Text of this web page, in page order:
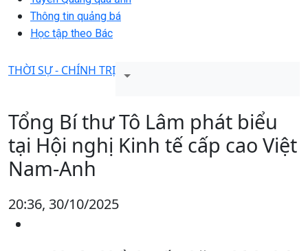
Thông tin quảng bá
Học tập theo Bác
THỜI SỰ - CHÍNH TRỊ
Tổng Bí thư Tô Lâm phát biểu
tại Hội nghị Kinh tế cấp cao Việt
Nam-Anh
20:36, 30/10/2025